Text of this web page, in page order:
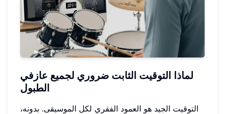
لماذا التوقيت الثابت ضروري لجميع عازفي
الطبول
التوقيت الجيد هو العمود الفقري لكل الموسيقى. بدونه،